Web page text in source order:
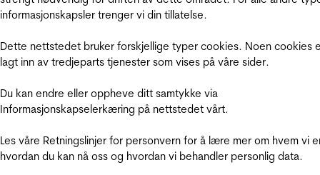
informasjonskapsler trenger vi din tillatelse.
Dette nettstedet bruker forskjellige typer cookies. Noen cookies
lagt inn av tredjeparts tjenester som vises på våre sider.
Du kan endre eller oppheve ditt samtykke via
Informasjonskapselerkæring på nettstedet vårt.
Les våre Retningslinjer for personvern for å lære mer om hvem vi
hvordan du kan nå oss og hvordan vi behandler personlig data.